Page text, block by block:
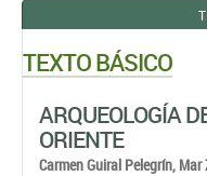
TEXTO BÁSICO
ARQUEOLOGÍA
ORIENTE
Carmen Guiral Pelegrín, Mar